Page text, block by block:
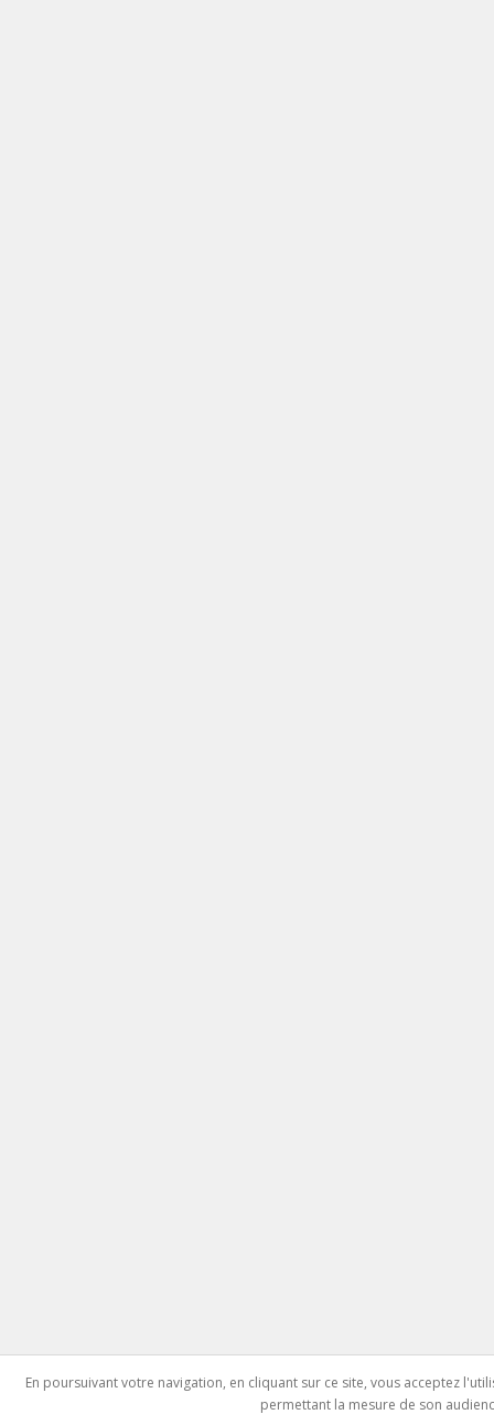
En poursuivant votre navigation, en cliquant sur ce site, vous acceptez
permettant la mesure de son